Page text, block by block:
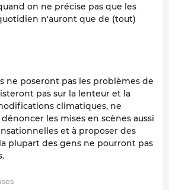
on ne précise pas que les
n'auront que de (tout)
ne poseront pas les problèmes de
pas sur la lenteur et la
climatiques, ne
les mises en scènes aussi
et à proposer des
plupart des gens ne pourront pas